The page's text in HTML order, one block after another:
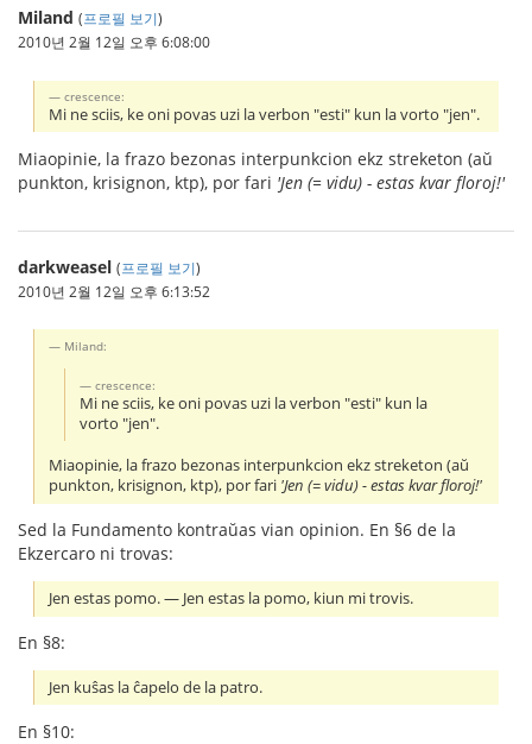
Miland (프로필 보기)
2010년 2월 12일 오후 6:08:00
crescence:
Mi ne sciis, ke oni povas uzi la verbon "esti" kun la vorto "jen".
Miaopinie, la frazo bezonas interpunkcion ekz streketon (aŭ
punkton, krisignon, ktp), por fari 'Jen (= vidu) - estas kvar floroj!'
darkweasel (프로필 보기)
2010년 2월 12일 오후 6:13:52
Miland:
crescence:
Mi ne sciis, ke oni povas uzi la verbon "esti" kun la
vorto "jen".
Miaopinie, la frazo bezonas interpunkcion ekz streketon (aŭ
punkton, krisignon, ktp), por fari 'Jen (= vidu) - estas kvar floroj!'
Sed la Fundamento kontraŭas vian opinion. En §6 de la
Ekzercaro ni trovas:
Jen estas pomo. ― Jen estas la pomo, kiun mi trovis.
En §8:
Jen kuŝas la ĉapelo de la patro.
En §10: